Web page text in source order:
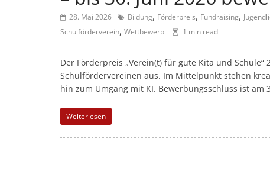
-
r
k
28. Mai 2026 Bildung, Förderpreis, Fundraising,
Schulförderverein, Wettbewerb 1 min read
Der Förderpreis „Verein(t) für gute Kita und
Schulfördervereinen aus. Im Mittelpunkt stehen
hin zum Umgang mit KI. Bewerbungsschluss ist am
Weiterlesen